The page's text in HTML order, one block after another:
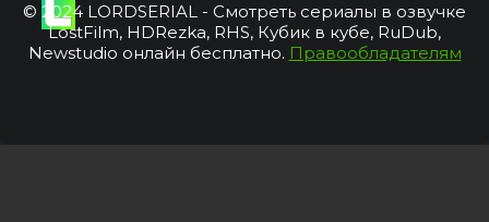
© 2024 LORDSERIAL - Смотреть сериалы в озвучке
LostFilm, HDRezka, RHS, Кубик в кубе, RuDub,
Newstudio онлайн бесплатно. Правообладателям